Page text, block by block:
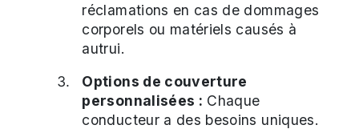
réclamations en cas de dommages
corporels ou matériels causés à
autrui.
Options de couverture
personnalisées : Chaque
conducteur a des besoins uniques.